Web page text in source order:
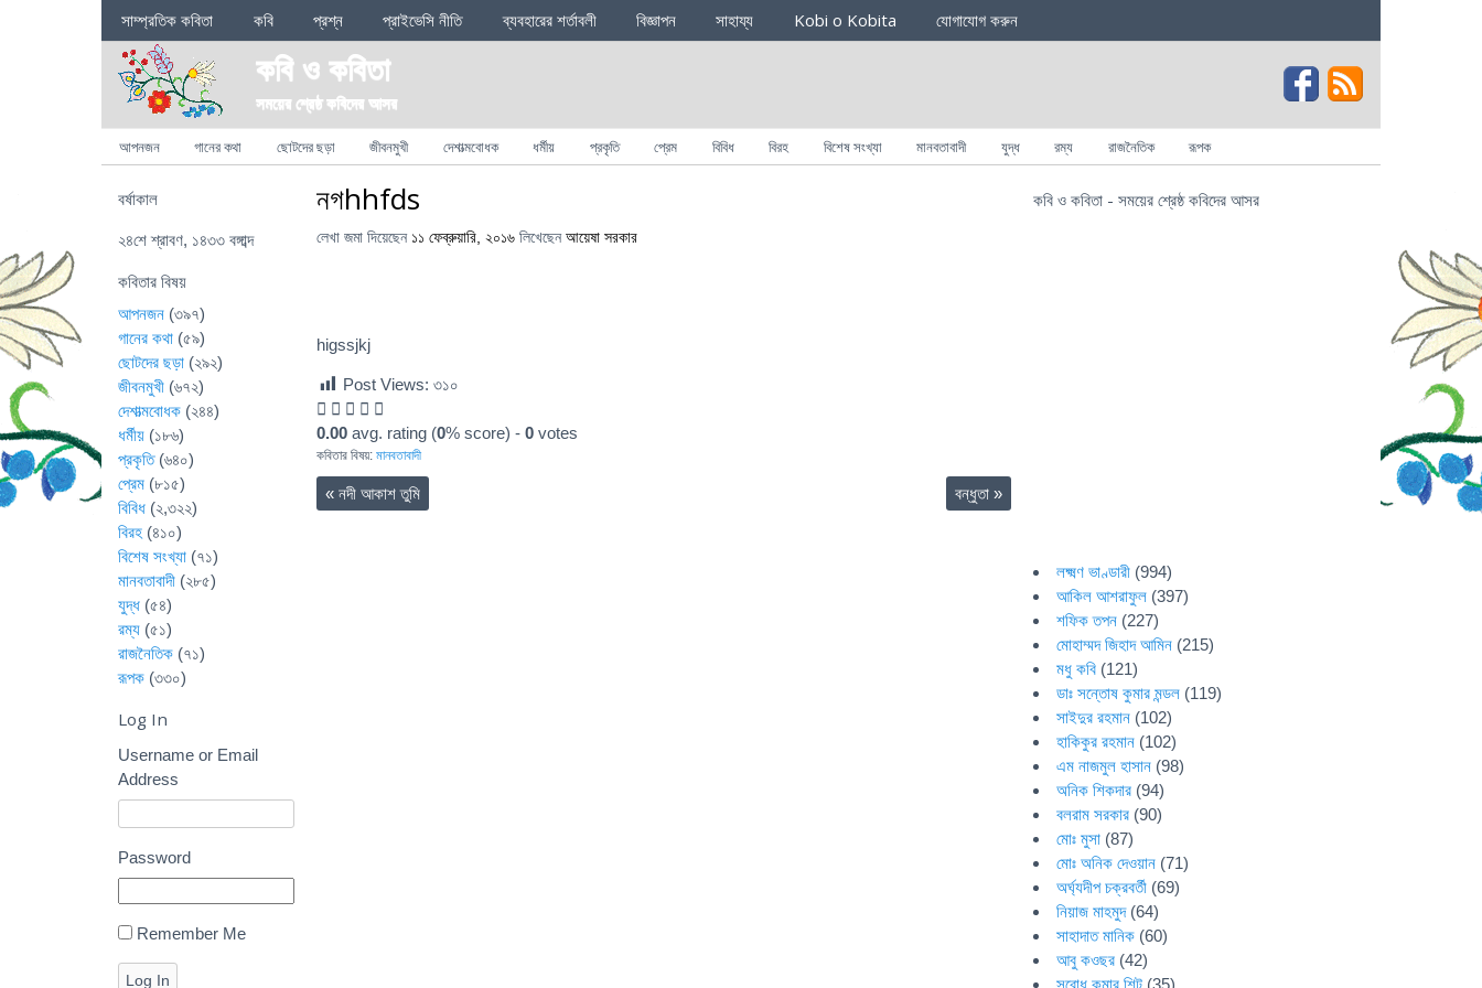
Sections
সাম্প্রতিক কবিতা কবি প্রশ্ন প্রাইভেসি নীতি ব্যবহারের শর্তাবলী বিজ্ঞাপন সাহায্য Kobi o Kobita যোগাযোগ করুন
কবি ও কবিতা
সময়ের শ্রেষ্ঠ কবিদের আসর
Categories
আপনজন গানের কথা ছোটদের ছড়া জীবনমুখী দেশাত্মবোধক ধর্মীয় প্রকৃতি প্রেম বিবিধ বিরহ বিশেষ সংখ্যা মানবতাবাদী যুদ্ধ রম্য রাজনৈতিক রূপক
নগhhfds
লেখা জমা দিয়েছেন ১১ ফেব্রুয়ারি, ২০১৬ লিখেছেন আয়েষা সরকার
higssjkj
Post Views: ৩১০
0.00 avg. rating (0% score) - 0 votes
কবিতার বিষয়: মানবতাবাদী
« নদী আকাশ তুমি বন্ধুতা »
বর্ষাকাল
২৪শে শ্রাবণ, ১৪৩৩ বঙ্গাব্দ
কবিতার বিষয়
আপনজন (৩৯৭)
গানের কথা (৫৯)
ছোটদের ছড়া (২৯২)
জীবনমুখী (৬৭২)
দেশাত্মবোধক (২৪৪)
ধর্মীয় (১৮৬)
প্রকৃতি(৬৪০)
প্রেম (৮১৫)
বিবিধ (২,৩২২)
বিরহ (৪১০)
বিশেষ সংখ্যা (৭১)
মানবতাবাদী (২৮৫)
যুদ্ধ (৫৪)
রম্য (৫১)
রাজনৈতিক (৭১)
রূপক (৩৩০)
Log In
Username or Email
Address
Password
Remember Me
Log In
কবি ও কবিতা - সময়ের শ্রেষ্ঠ কবিদের আসর
লক্ষ্মণ ভাণ্ডারী (994)
আকিল আশরাফুল (397)
শফিক তপন (227)
মোহাম্মদ জিহাদ আমিন (215)
মধু কবি (121)
ডাঃ সন্তোষ কুমার মন্ডল (119)
সাইদুর রহমান (102)
হাকিকুর রহমান (102)
এম নাজমুল হাসান (98)
অনিক শিকদার (94)
বলরাম সরকার (90)
মোঃ মুসা (87)
মোঃ অনিক দেওয়ান (71)
অর্ঘ্যদীপ চক্রবর্তী (69)
নিয়াজ মাহমুদ(64)
সাহাদাত মানিক (60)
আবু কওছর (42)
সুবোধ কুমার শিট (35)